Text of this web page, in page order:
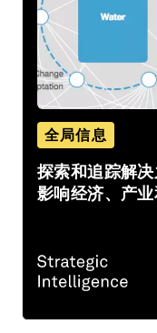
全局信息
探索和追踪解
影响经济、产